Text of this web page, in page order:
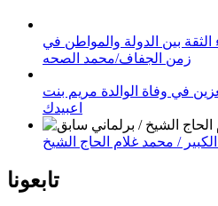
بين الدولة والمواطن في
زمن الجفاف/محمد الصحه
في وفاة الوالدة مريم بنت
اعبيدك
الكبير / محمد غلام الحاج الشيخ
تابعونا